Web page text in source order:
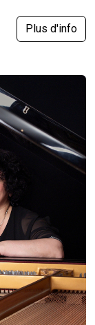
Plus d'info